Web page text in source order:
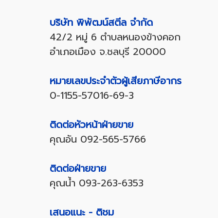
บริษัท พิพัฒน์สตีล จำกัด
42/2 หมู่ 6 ตำบลหนองข้างคอก
อำเภอเมือง จ.ชลบุรี 20000
หมายเลขประจำตัวผู้เสียภาษีอากร
0-1155-57016-69-3
ติดต่อหัวหน้าฝ่ายขาย
คุณอัน 092-565-5766
ติดต่อฝ่ายขาย
คุณน้ำ 093-263-6353
เสนอแนะ - ติชม